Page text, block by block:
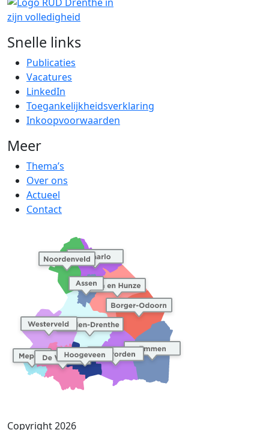
Snelle links
Publicaties
Vacatures
LinkedIn
Toegankelijkheidsverklaring
Inkoopvoorwaarden
Meer
Thema’s
Over ons
Actueel
Contact
Copyright 2026